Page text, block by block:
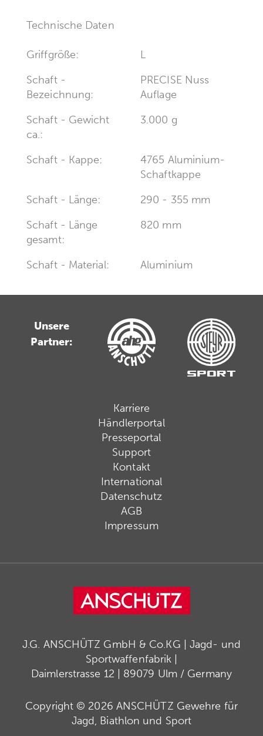
Technische Daten
Griffgröße:
L
Schaft -
Bezeichnung:
PRECISE Nuss
Auflage
Schaft - Gewicht
ca.:
3.000 g
Schaft - Kappe:
4765 Aluminium-
Schaftkappe
Schaft - Länge:
290 - 355 mm
Schaft - Länge
gesamt:
820 mm
Schaft - Material: Aluminium
Unsere
Partner:
Karriere
Händlerportal
Presseportal
Support
Kontakt
International
Datenschutz
AGB
Impressum
J.G. ANSCHÜTZ GmbH & Co.KG | Jagd- und
Sportwaffenfabrik |
Daimlerstrasse 12 | 89079 Ulm / Germany
Copyright © 2026 ANSCHÜTZ Gewehre für
Jagd, Biathlon und Sport